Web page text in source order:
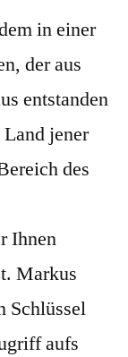
in einer
der aus
entstanden
jener
des
Ihnen
Markus
Schlüssel
aufs